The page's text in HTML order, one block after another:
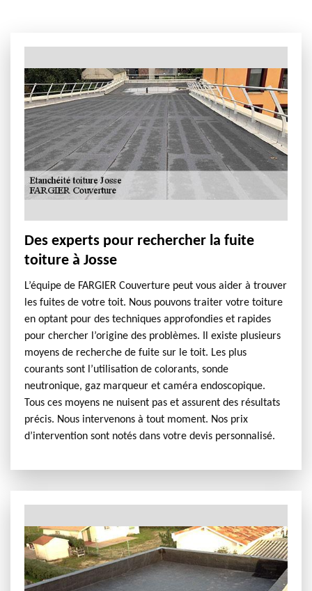
Des experts pour rechercher la fuite
toiture à Josse
L’équipe de FARGIER Couverture peut vous aider à trouver
les fuites de votre toit. Nous pouvons traiter votre toiture
en optant pour des techniques approfondies et rapides
pour chercher l’origine des problèmes. Il existe plusieurs
moyens de recherche de fuite sur le toit. Les plus
courants sont l’utilisation de colorants, sonde
neutronique, gaz marqueur et caméra endoscopique.
Tous ces moyens ne nuisent pas et assurent des résultats
précis. Nous intervenons à tout moment. Nos prix
d’intervention sont notés dans votre devis personnalisé.